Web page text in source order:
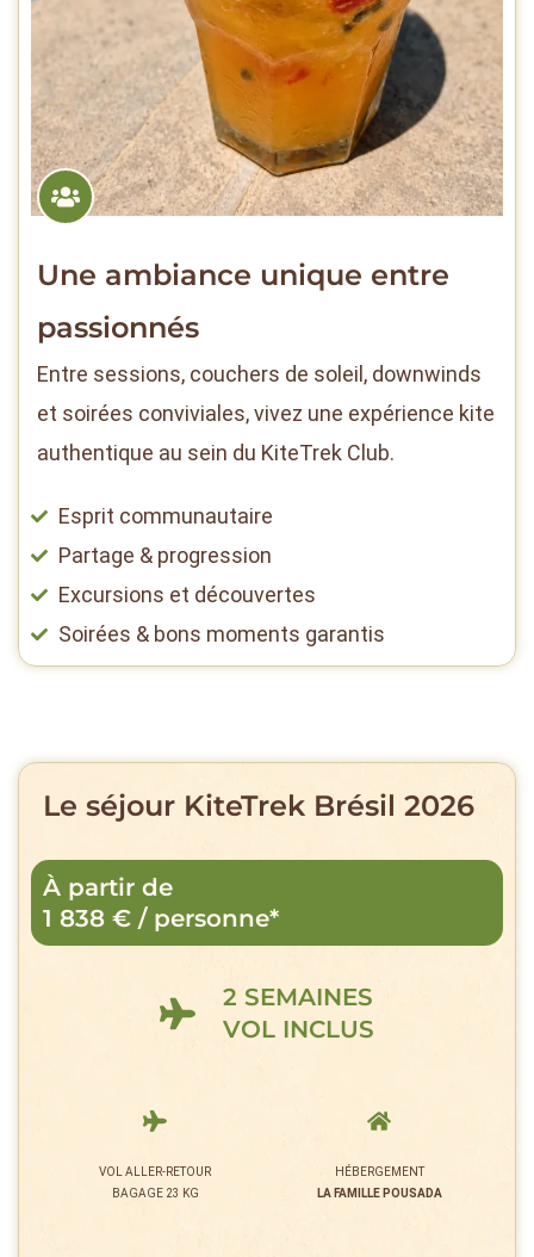
Une ambiance unique entre
passionnés
Entre sessions, couchers de soleil, downwinds
et soirées conviviales, vivez une expérience kite
authentique au sein du KiteTrek Club.
Esprit communautaire
Partage & progression
Excursions et découvertes
Soirées & bons moments garantis
Le séjour KiteTrek Brésil 2026
À partir de
1 838 € / personne*
2 SEMAINES
VOL INCLUS
VOL ALLER-RETOUR
BAGAGE 23 KG
HÉBERGEMENT
LA FAMILLE POUSADA